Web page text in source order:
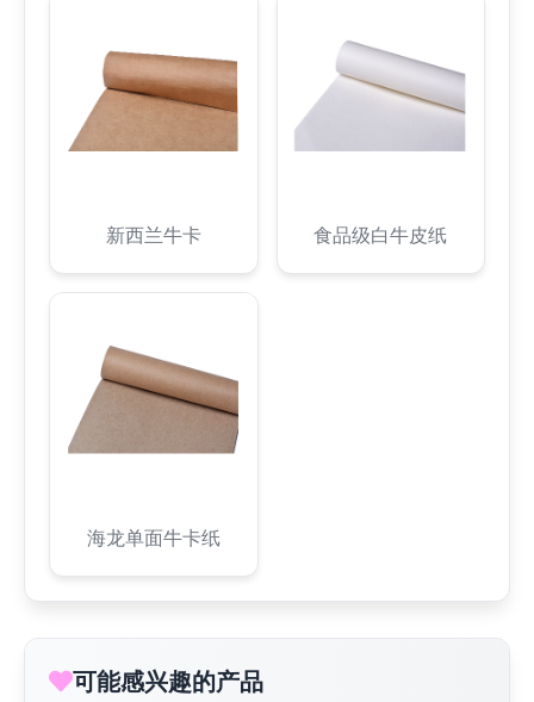
新西兰牛卡 食品级白牛皮纸
海龙单面牛卡纸
可能感兴趣的产品